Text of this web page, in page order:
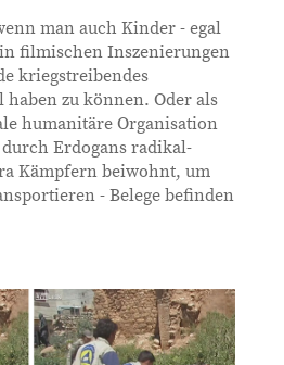
man auch Kinder - egal
filmischen Inszenierungen
kriegstreibendes
haben zu können. Oder als
humanitäre Organisation
Erdogans radikal-
Kämpfern beiwohnt, um
- Belege befinden